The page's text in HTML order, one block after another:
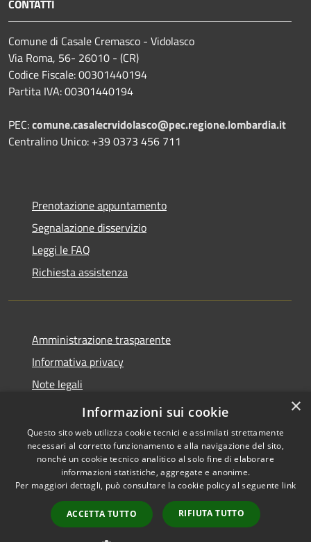
CONTATTI
Comune di Casale Cremasco - Vidolasco
Via Roma, 56- 26010 - (CR)
Codice Fiscale: 00301440194
Partita IVA: 00301440194
PEC:comune.casalecrvidolasco@pec.regione.lombardia.it
Centralino Unico: +39 0373 456 711
Prenotazione appuntamento
Segnalazione disservizio
Leggi le FAQ
Richiesta assistenza
Amministrazione trasparente
Informativa privacy
Note legali
Dichiarazione di accessibilità
Accessibilità
Copyright © 2026 • Comune di
Casale Cremasco-Vidolasco •
Powered byMunicipium
Accesso redazione
×
Informazioni sui cookie
Questo sito web utilizza cookie tecnici e assimilati strettamente
necessari al corretto funzionamento e alla navigazione del sito,
nonché un cookie tecnico analitico al solo fine di elaborare
informazioni statistiche, aggregate e anonime.
Per maggiori dettagli, può consultare la cookie policy al seguente link
ACCETTA TUTTO RIFIUTA TUTTO